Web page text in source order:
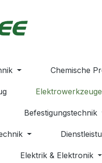
Chemische
Elektrowerkzeuge
Befestigungstechnik
Elektrik & Elektronik